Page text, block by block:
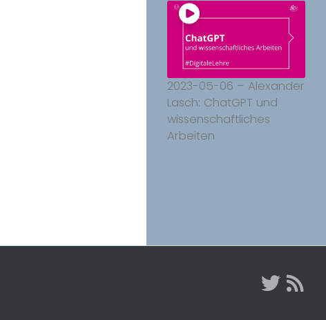
2023-05-06 – Alexander
Lasch: ChatGPT und
wissenschaftliches
Arbeiten